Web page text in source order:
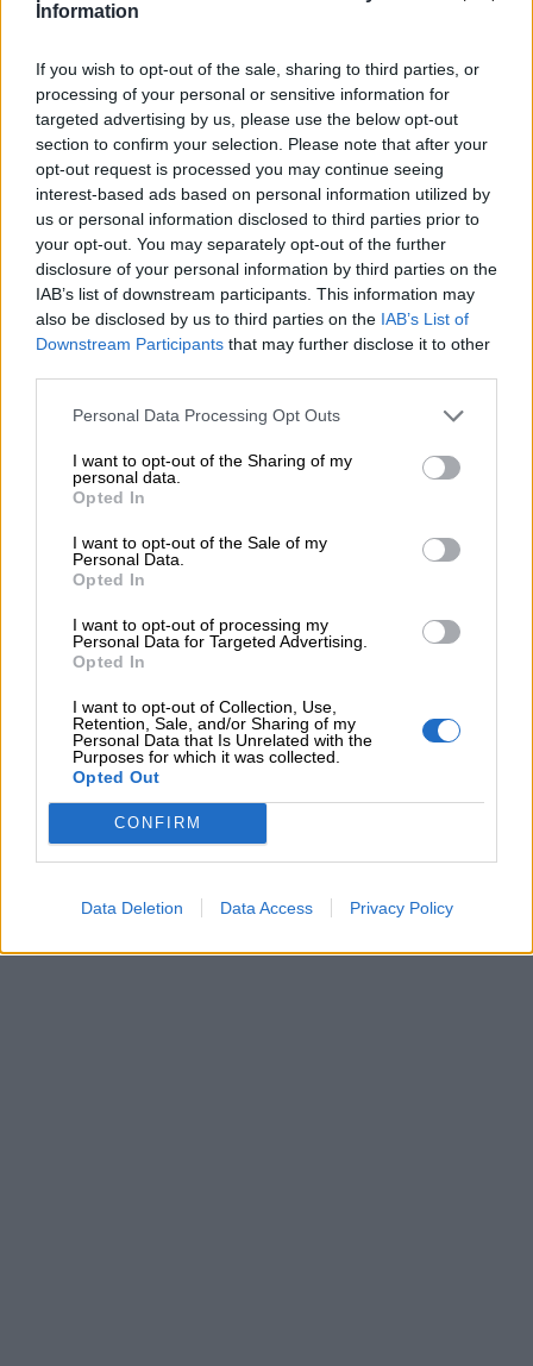
Information
If you wish to opt-out of the sale, sharing to third parties, or
processing of your personal or sensitive information for
targeted advertising by us, please use the below opt-out
section to confirm your selection. Please note that after your
opt-out request is processed you may continue seeing
interest-based ads based on personal information utilized by
us or personal information disclosed to third parties prior to
your opt-out. You may separately opt-out of the further
disclosure of your personal information by third parties on the
IAB’s list of downstream participants. This information may
also be disclosed by us to third parties on the IAB’s List of
Downstream Participants that may further disclose it to other
Personal Data Processing Opt Outs
I want to opt-out of the Sharing of my
personal data.
Opted In
I want to opt-out of the Sale of my
Personal Data.
Opted In
I want to opt-out of processing my
Personal Data for Targeted Advertising.
Opted In
I want to opt-out of Collection, Use,
Retention, Sale, and/or Sharing of my
Personal Data that Is Unrelated with the
Purposes for which it was collected.
Opted Out
CONFIRM
Data Deletion Data Access Privacy Policy
maschili
Nomi
femminili
Frasi
e
aforismi
Buongiorno
Buonanotte
Barzellette
Educazione
positiva
Chi non sa ballare dice che il cortile è sassoso.